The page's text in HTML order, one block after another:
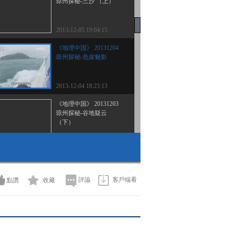
2013-12-05 19:04:15
《地理中国》 20131204
琼州探秘-危崖魅影
2013-12-04 18:23:13
《地理中国》 20131203
琼州探秘-谷地疑云
（下）
（上）
2013-12-02 18:22:13
《地理中国》 20131201
點讚 收藏 評論 客戶端看